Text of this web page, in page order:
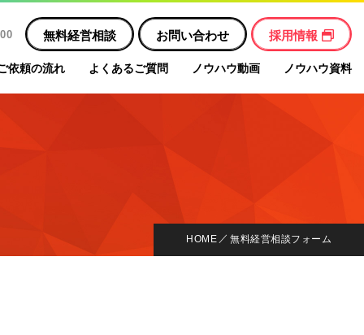
無料経営相談 お問い合わせ 採用情報
依頼の流れ よくあるご質問 ノウハウ動画 ノウハウ資料
HOME 無料経営相談フォーム